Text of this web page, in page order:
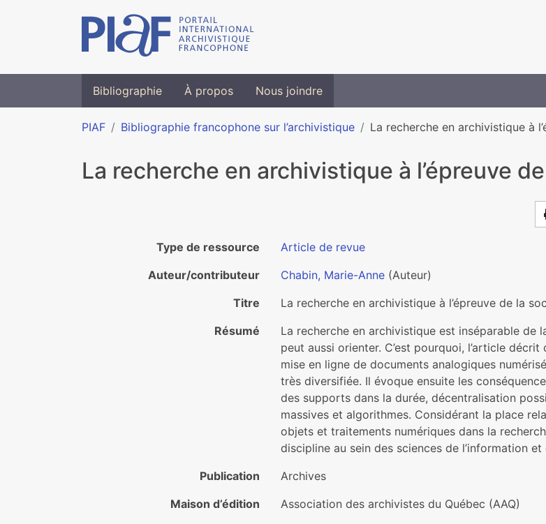
Bibliographie À propos Nous joindre
PIAF Bibliographie francophone sur l’archivistique La recherche en archivistique à
La recherche en archivistique à l’épreuve
Type de ressource
Article de revue
Auteur/contributeur
Chabin, Marie-Anne (Auteur)
Titre
La recherche en archivistique à l’épreuve de la
Résumé
La recherche en archivistique est inséparable de
peut aussi orienter. C’est pourquoi, l’article
mise en ligne de documents analogiques
très diversifiée. Il évoque ensuite les
des supports dans la durée, décentralisation
massives et algorithmes. Considérant la place
objets et traitements numériques dans la
discipline au sein des sciences de l’information et
Publication
Archives
Maison d’édition
Association des archivistes du Québec (AAQ)